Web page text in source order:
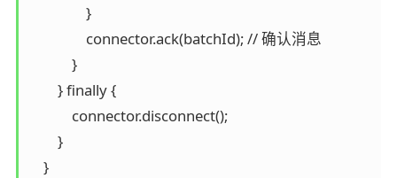
                }
                connector.ack(batchId); // 确认消息
            }
        } finally {
            connector.disconnect();
        }
    }